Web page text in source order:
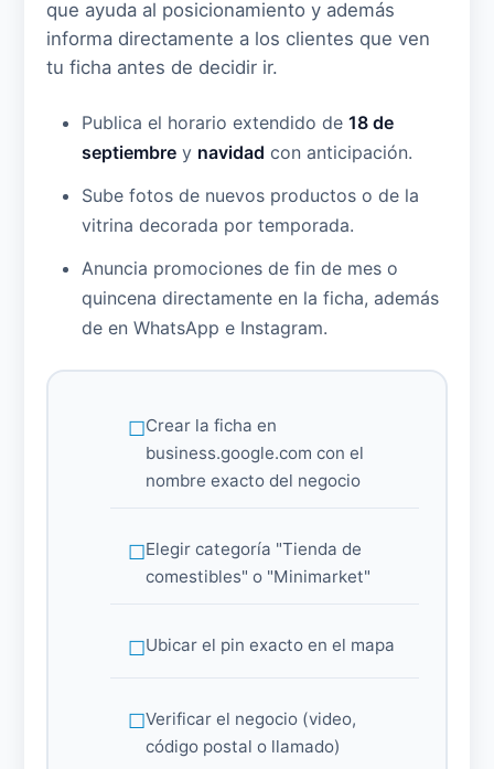
que ayuda al posicionamiento y además
informa directamente a los clientes que ven
tu ficha antes de decidir ir.
Publica el horario extendido de18 de
septiembre y navidad con anticipación.
Sube fotos de nuevos productos o de la
vitrina decorada por temporada.
Anuncia promociones de fin de mes o
quincena directamente en la ficha, además
de en WhatsApp e Instagram.
Crear la ficha en
business.google.com con el
nombre exacto del negocio
Elegir categoría "Tienda de
comestibles" o "Minimarket"
Ubicar el pin exacto en el mapa
Verificar el negocio (video,
código postal o llamado)